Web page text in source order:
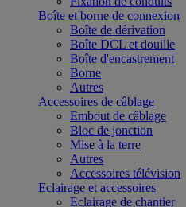
Boîte et borne de connexion
Boîte de dérivation
Boîte DCL et douille
Boîte d'encastrement
Borne
Autres
Accessoires de câblage
Embout de câblage
Bloc de jonction
Mise à la terre
Autres
Accessoires télévision
Eclairage et accessoires
Eclairage de chantier